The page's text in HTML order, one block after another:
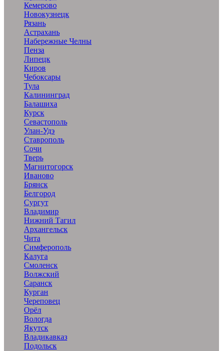
Кемерово
Новокузнецк
Рязань
Астрахань
Набережные Челны
Пенза
Липецк
Киров
Чебоксары
Тула
Калининград
Балашиха
Курск
Севастополь
Улан-Удэ
Ставрополь
Сочи
Тверь
Магнитогорск
Иваново
Брянск
Белгород
Сургут
Владимир
Нижний Тагил
Архангельск
Чита
Симферополь
Калуга
Смоленск
Волжский
Саранск
Курган
Череповец
Орёл
Вологда
Якутск
Владикавказ
Подольск